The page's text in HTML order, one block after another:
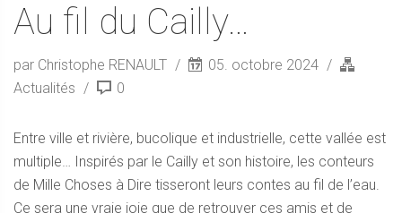
Au fil du Cailly…
par Christophe RENAULT
05. octobre 2024
Actualités
0
Entre ville et rivière, bucolique et industrielle, cette vallée est
multiple… Inspirés par le Cailly et son histoire, les conteurs
de Mille Choses à Dire tisseront leurs contes au fil de l’eau.
Ce sera une vraie joie que de retrouver ces amis et de